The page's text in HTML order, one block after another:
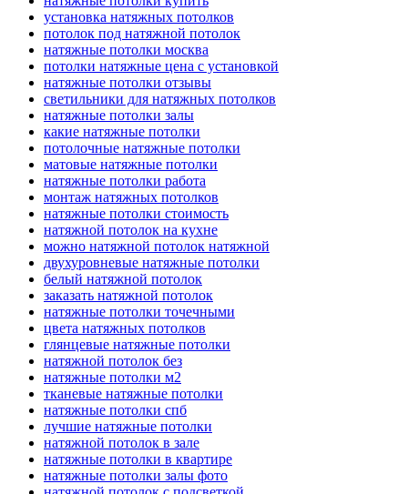
установка натяжных потолков
потолок под натяжной потолок
натяжные потолки москва
потолки натяжные цена с установкой
натяжные потолки отзывы
светильники для натяжных потолков
натяжные потолки залы
какие натяжные потолки
потолочные натяжные потолки
матовые натяжные потолки
натяжные потолки работа
монтаж натяжных потолков
натяжные потолки стоимость
натяжной потолок на кухне
можно натяжной потолок натяжной
двухуровневые натяжные потолки
белый натяжной потолок
заказать натяжной потолок
натяжные потолки точечными
цвета натяжных потолков
глянцевые натяжные потолки
натяжной потолок без
натяжные потолки м2
тканевые натяжные потолки
натяжные потолки спб
лучшие натяжные потолки
натяжной потолок в зале
натяжные потолки в квартире
натяжные потолки залы фото